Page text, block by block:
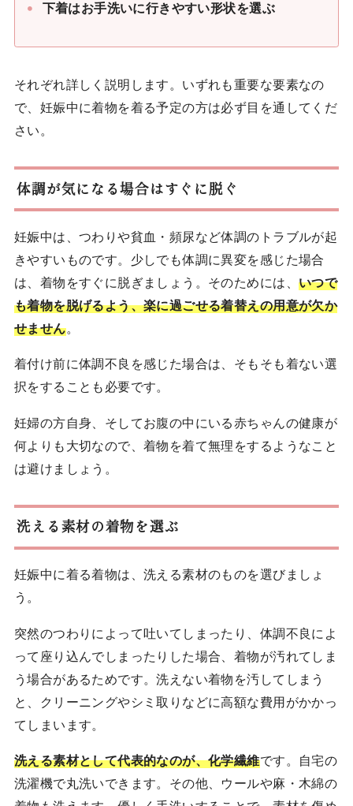
下着はお手洗いに行きやすい形状を選ぶ
それぞれ詳しく説明します。いずれも重要な要素なの
で、妊娠中に着物を着る予定の方は必ず目を通してくだ
さい。
体調が気になる場合はすぐに脱ぐ
妊娠中は、つわりや貧血・頻尿など体調のトラブルが起
きやすいものです。少しでも体調に異変を感じた場合
は、着物をすぐに脱ぎましょう。そのためには、 いつで
も着物を脱げるよう、楽に過ごせる着替えの用意が欠か
せません。
着付け前に体調不良を感じた場合は、そもそも着ない選
択をすることも必要です。
妊婦の方自身、そしてお腹の中にいる赤ちゃんの健康が
何よりも大切なので、着物を着て無理をするようなこと
は避けましょう。
洗える素材の着物を選ぶ
妊娠中に着る着物は、洗える素材のものを選びましょ
う。
突然のつわりによって吐いてしまったり、体調不良によ
って座り込んでしまったりした場合、着物が汚れてしま
う場合があるためです。洗えない着物を汚してしまう
と、クリーニングやシミ取りなどに高額な費用がかかっ
てしまいます。
洗える素材として代表的なのが、化学繊維です。自宅の
洗濯機で丸洗いできます。その他、ウールや麻・木綿の